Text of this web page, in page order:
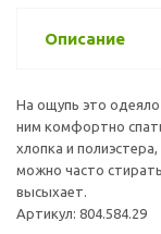
Описание
На ощупь это
ним комфортно
хлопка и
можно часто
высыхает.
Артикул: 804.584.29